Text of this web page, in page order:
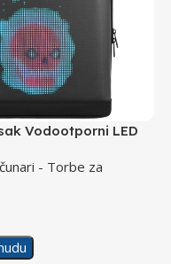
Vodootporni LED
- Torbe za